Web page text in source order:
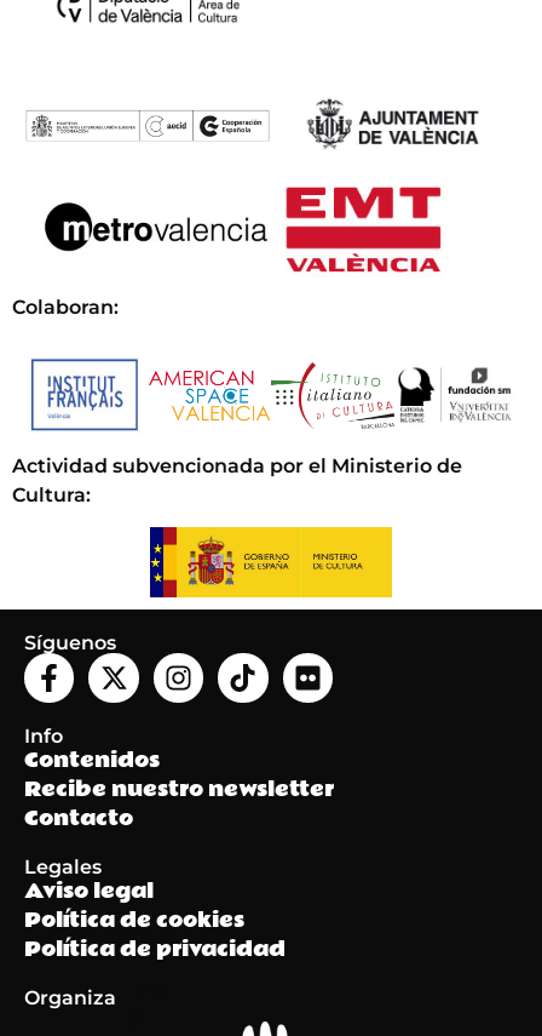
Colaboran:
Actividad subvencionada por el Ministerio de
Cultura:
Síguenos
Info
Contenidos
Recibe nuestro newsletter
Contacto
Legales
Aviso legal
Política de cookies
Política de privacidad
Organiza